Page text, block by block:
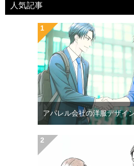
人気記事
アパレル会社の洋服デザイ